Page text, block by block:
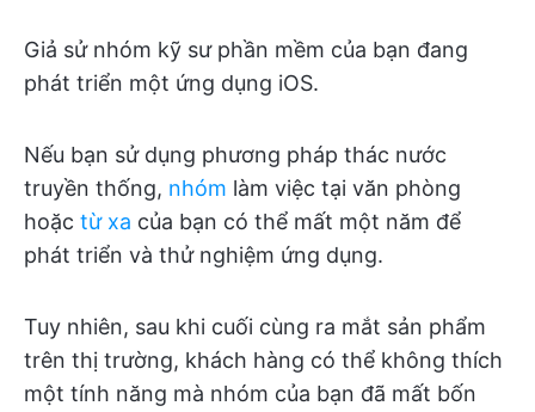
Giả sử nhóm kỹ sư phần mềm của bạn đang
phát triển một ứng dụng iOS.
Nếu bạn sử dụng phương pháp thác nước
truyền thống, nhóm làm việc tại văn phòng
hoặc từ xa của bạn có thể mất một năm để
phát triển và thử nghiệm ứng dụng.
Tuy nhiên, sau khi cuối cùng ra mắt sản phẩm
trên thị trường, khách hàng có thể không thích
một tính năng mà nhóm của bạn đã mất bốn